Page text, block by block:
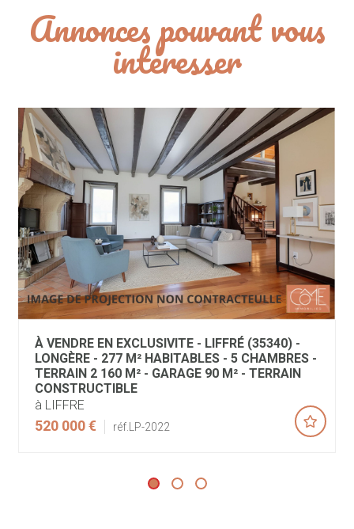
Annonces pouvant vous
intéresser
À VENDRE EN EXCLUSIVITE - LIFFRÉ (35340) -
LONGÈRE - 277 M² HABITABLES - 5 CHAMBRES -
TERRAIN 2 160 M² - GARAGE 90 M² - TERRAIN
CONSTRUCTIBLE
à LIFFRE
520 000 € réf.LP-2022